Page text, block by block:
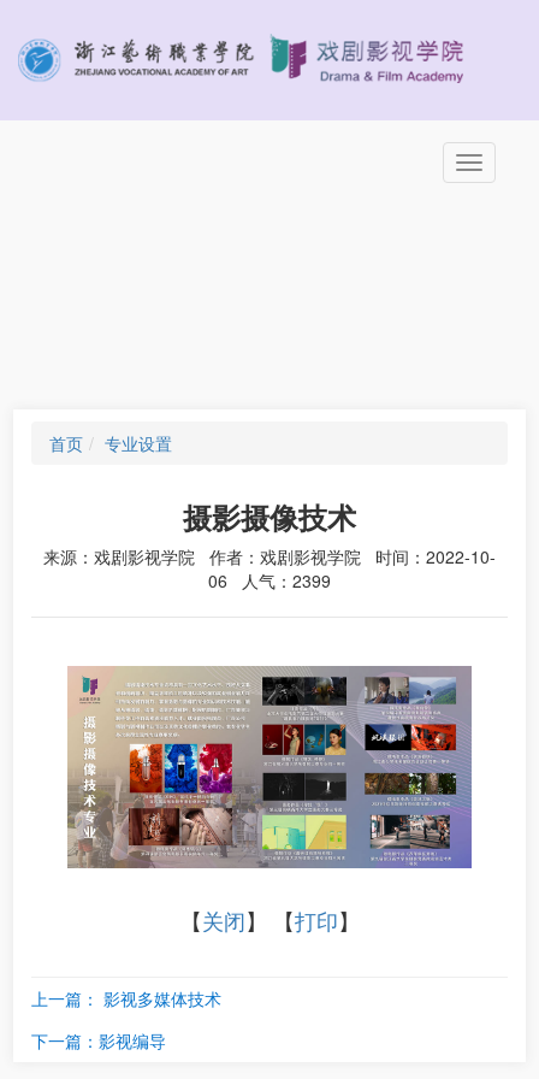
切
换
首页 专业设置
摄影摄像技术
来源：戏剧影视学院 作者：戏剧影视学院 时间：2022-10-
06 人气： 2399
【 关闭 】 【打印 】
上一篇：影视多媒体技术
下一篇：影视编导